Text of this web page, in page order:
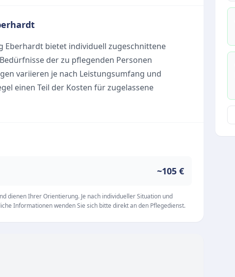
Eberhardt bietet individuell zugeschnittene
der zu pflegenden Personen
variieren je nach Leistungsumfang und
einen Teil der Kosten für zugelassene
vom Pflegegrad abhängt. Ein wichtiger
über die umfassend beraten wird. Die
und deren Angehörige im Vest
~105 €
dienen Ihrer Orientierung. Je nach individueller Situation und
Informationen wenden Sie sich bitte direkt an den Pflegedienst.